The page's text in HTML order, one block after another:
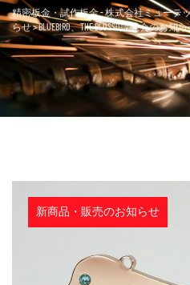
精密板金・試作板金 - 株式会社ミューテ
らせ>BLUEBIRD、THE BLOSSO販売会のお知
新商品・販売のお知らせ